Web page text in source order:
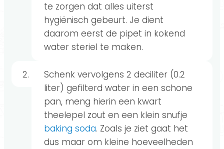
te zorgen dat alles uiterst
hygiënisch gebeurt. Je dient
daarom eerst de pipet in kokend
water steriel te maken.
Schenk vervolgens 2 deciliter (0.2
liter) gefilterd water in een schone
pan, meng hierin een kwart
theelepel zout en een klein snufje
baking soda. Zoals je ziet gaat het
dus maar om kleine hoeveelheden